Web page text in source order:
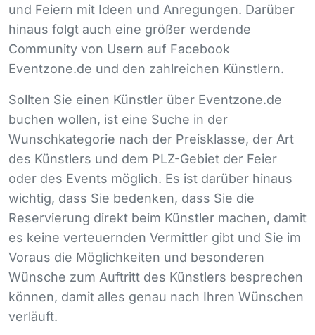
und Feiern mit Ideen und Anregungen. Darüber
hinaus folgt auch eine größer werdende
Community von Usern auf Facebook
Eventzone.de und den zahlreichen Künstlern.
Sollten Sie einen Künstler über Eventzone.de
buchen wollen, ist eine Suche in der
Wunschkategorie nach der Preisklasse, der Art
des Künstlers und dem PLZ-Gebiet der Feier
oder des Events möglich. Es ist darüber hinaus
wichtig, dass Sie bedenken, dass Sie die
Reservierung direkt beim Künstler machen, damit
es keine verteuernden Vermittler gibt und Sie im
Voraus die Möglichkeiten und besonderen
Wünsche zum Auftritt des Künstlers besprechen
können, damit alles genau nach Ihren Wünschen
verläuft.